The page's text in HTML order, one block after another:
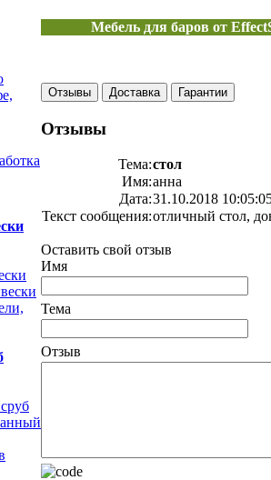
Мебель для баров от
Отзывы Доставка Гарантии
Отзывы
Тема:стол
Имя:анна
Дата:31.10.2018
Текст сообщения:отличный стол,
Оставить свой отзыв
Имя
Тема
Отзыв